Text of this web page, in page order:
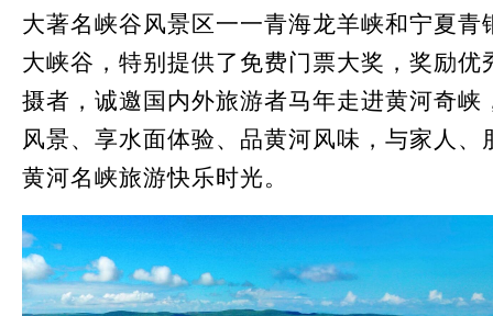
大著名峡谷风景区一一青海龙羊峡和宁夏青
大峡谷，特别提供了免费门票大奖，奖励优
摄者，诚邀国内外旅游者马年走进黄河奇峡
风景、享水面体验、品黄河风味，与家人、
黄河名峡旅游快乐时光。